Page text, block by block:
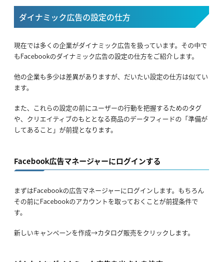
ダイナミック広告の設定の仕方
現在では多くの企業がダイナミック広告を扱っています。その中で
もFacebookのダイナミック広告の設定の仕方をご紹介します。
他の企業も多少は差異がありますが、だいたい設定の仕方は似てい
ます。
また、これらの設定の前にユーザーの行動を把握するためのタグ
や、クリエイティブのもととなる商品のデータフィードの「準備が
してあること」が前提となります。
Facebook広告マネージャーにログインする
まずはFacebookの広告マネージャーにログインします。もちろん
その前にFacebookのアカウントを取っておくことが前提条件で
す。
新しいキャンペーンを作成→カタログ販売をクリックします。